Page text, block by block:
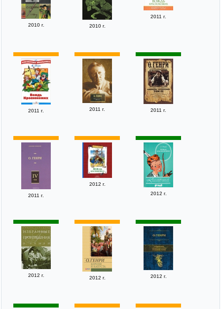
2010 г. 2010 г.
2011 г.
2011 г. 2011 г. 2011 г.
2011 г.
2012 г.
2012 г.
2012 г. 2012 г. 2012 г.